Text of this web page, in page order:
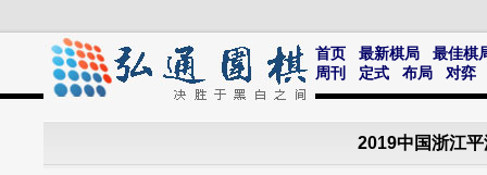
首页 最新棋局
最佳棋
周刊
定式 布局 对弈
2019中国浙江